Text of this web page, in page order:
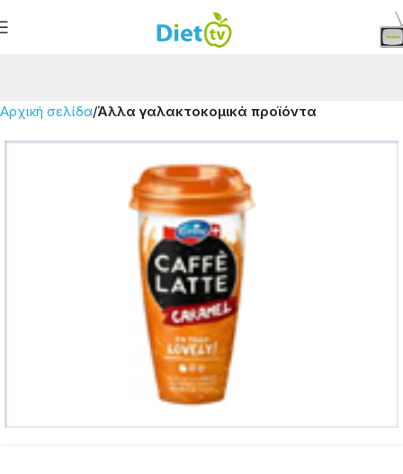
Αρχική σελίδα Άλλα γαλακτοκομικά προϊόντα